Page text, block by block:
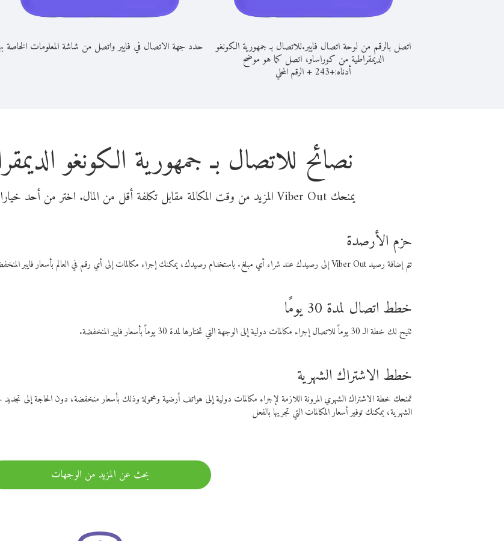
اتصل بالرقم من لوحة اتصال فايبر.للاتصال بـ جمهورية الكونغو
الديمقراطية من كوراساو، اتصل كما هو موضح
أدناه:+
243
+الرقم المحلي
حدد جهة الاتصال في فايبر واتصل من شاشة المعلومات الخاصة
نصائح للاتصال بـ جمهورية الكونغو
يمنحك Viber Out المزيد من وقت المكالمة مقابل تكلفة أقل من المال. اختر من أحد خيارات الاتصال المرنة ذات السعر المنخفض:
حزم الأرصدة
تتم إضافة رصيد Viber Out إلى رصيدك عند شراء أي مبلغ. باستخدام رصيدك، يمكنك إجراء مكالمات إلى أي رقم في العالم بأسعار فايبر المنخفضة.
خطط اتصال لمدة 30 يومًا
تتيح لك خطة الـ 30 يوماً للاتصال إجراء مكالمات دولية إلى الوجهة التي تختارها لمدة 30 يوماً بأسعار فايبر المنخفضة.
خطط الاشتراك الشهرية
تمنحك خطة الاشتراك الشهري المرونة اللازمة لإجراء مكالمات دولية إلى هواتف أرضية ومحمولة وذلك بأسعار منخفضة، دون الحاجة
الشهرية، يمكنك توفير أسعار المكالمات التي تجريها بالفعل
بحث عن المزيد من الوجهات